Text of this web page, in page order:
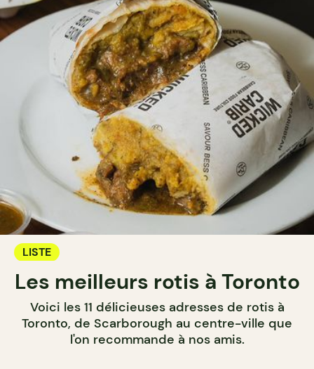
LISTE
Les meilleurs rotis à Toronto
Voici les 11 délicieuses adresses de rotis à
Toronto, de Scarborough au centre-ville que
l'on recommande à nos amis.